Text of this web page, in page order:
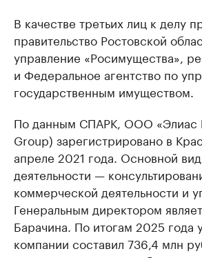
В качестве третьих лиц к делу
правительство Ростовской
управление «Росимущества»,
и Федеральное агентство по
государственным имуществом.
По данным СПАРК, ООО «Элиас
Group) зарегистрировано в
апреле 2021 года. Основной вид
деятельности —
коммерческой деятельности и
Генеральным директором
Барачина. По итогам 2025 года
компании составил 736,4 млн